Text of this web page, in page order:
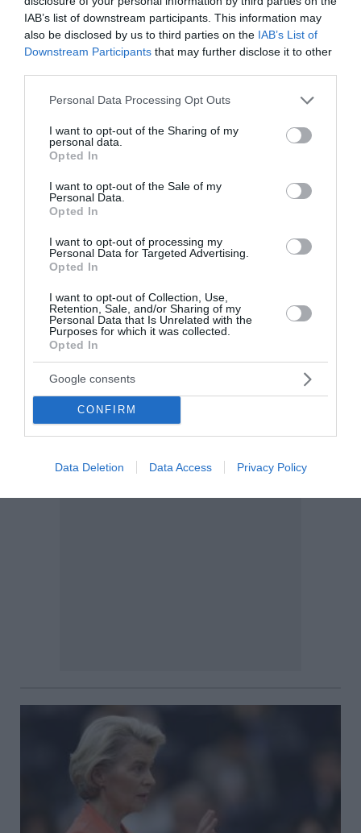
IAB’s list of downstream participants. This information may
also be disclosed by us to third parties on the IAB’s List of
Downstream Participants that may further disclose it to other
Please note that this website/app uses one or more Google
not limited to your visit or usage behaviour. You may click to
grant or deny consent to Google and its third-party tags to
use your data for below specified purposes in below Google
consent section.
Personal Data Processing Opt Outs
I want to opt-out of the Sharing of my
personal data.
Opted In
I want to opt-out of the Sale of my
Personal Data.
Opted In
I want to opt-out of processing my
Personal Data for Targeted Advertising.
Opted In
I want to opt-out of Collection, Use,
Retention, Sale, and/or Sharing of my
Personal Data that Is Unrelated with the
Purposes for which it was collected.
Opted In
Google consents
CONFIRM
Data Deletion Data Access Privacy Policy
εκατοντάδες ασυνόδευτα παιδιά
Το δράμα στα σύνορα ανάμεσα στο Μαρόκο και την
Ισπανία δεν έχει τέλος. Οι μετανάστες συνεχίζουν
νεκρών αυξήθηκε στους 99, ενώ δεκάδες άνθρωποι
εξακολουθούν να αγνοο...
12:59 | 05 Αυγούστου 2026